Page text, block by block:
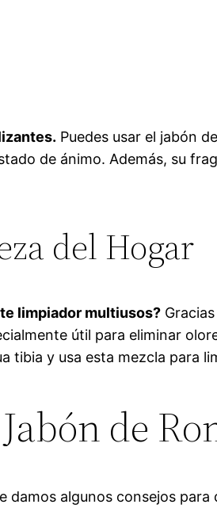
Puedes usar el jabón
de ánimo. Además, su
del Hogar
limpiador multiusos?
útil para eliminar
tibia y usa esta mezcla para
de
algunos consejos para